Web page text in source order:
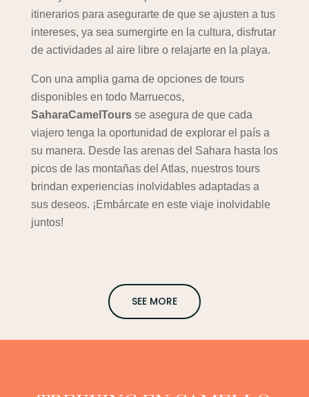
itinerarios para asegurarte de que se ajusten a tus
intereses, ya sea sumergirte en la cultura, disfrutar
de actividades al aire libre o relajarte en la playa.
Con una amplia gama de opciones de tours
disponibles en todo Marruecos,
SaharaCamelToursse asegura de que cada
viajero tenga la oportunidad de explorar el país a
su manera. Desde las arenas del Sahara hasta los
picos de las montañas del Atlas, nuestros tours
brindan experiencias inolvidables adaptadas a
sus deseos. ¡Embárcate en este viaje inolvidable
juntos!
SEE MORE